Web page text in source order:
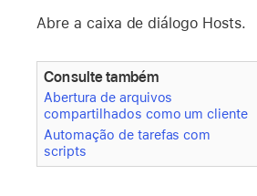
Abre a caixa de diálogo Hosts.
Consulte também
Abertura de arquivos
compartilhados como um cliente
Automação de tarefas com
scripts